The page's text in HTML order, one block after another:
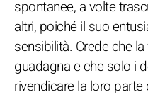
spontanee, a volte
altri, poiché il suo
sensibilità. Crede che
guadagna e che solo i
rivendicare la loro